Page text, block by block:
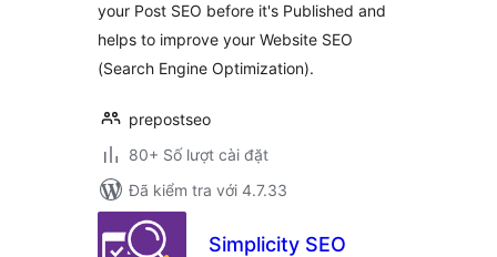
your Post SEO before it's Published and
helps to improve your Website SEO
(Search Engine Optimization).
prepostseo
80+ Số lượt cài đặt
Đã kiểm tra với 4.7.33
Simplicity SEO